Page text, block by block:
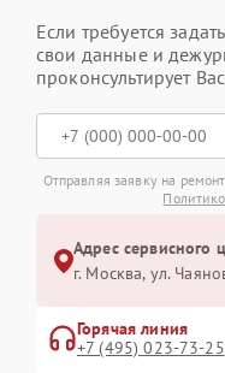
Если требуется
свои данные и
проконсультирует
Отправляя заявку на
Адрес сервисного
г. Москва, ул.
Горячая линия
+7 (495) 023-73-25